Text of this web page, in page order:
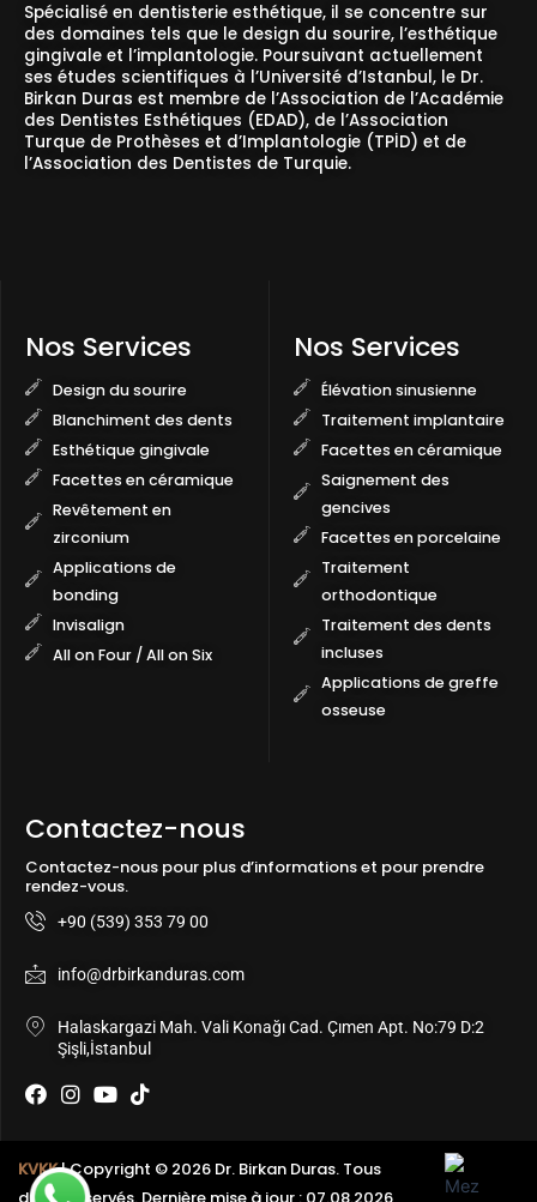
Spécialisé en dentisterie esthétique, il se concentre sur
des domaines tels que le design du sourire, l’esthétique
gingivale et l’implantologie. Poursuivant actuellement
ses études scientifiques à l’Université d’Istanbul, le Dr.
Birkan Duras est membre de l’Association de l’Académie
des Dentistes Esthétiques (EDAD), de l’Association
Turque de Prothèses et d’Implantologie (TPİD) et de
l’Association des Dentistes de Turquie.
Nos Services
Design du sourire
Blanchiment des dents
Esthétique gingivale
Facettes en céramique
Revêtement en
zirconium
Applications de
bonding
Invisalign
All on Four / All on Six
Nos Services
Élévation sinusienne
Traitement implantaire
Facettes en céramique
Saignement des
gencives
Facettes en porcelaine
Traitement
orthodontique
Traitement des dents
incluses
Applications de greffe
osseuse
Contactez-nous
Contactez-nous pour plus d’informations et pour prendre
rendez-vous.
+90 (539) 353 79 00
info@drbirkanduras.com
Halaskargazi Mah. Vali Konağı Cad. Çımen Apt. No:79 D:2
Şişli,İstanbul
F
e
b
I
t
a
Y
u
T
t
o
KVKK| Copyright © 2026 Dr. Birkan Duras. Tous